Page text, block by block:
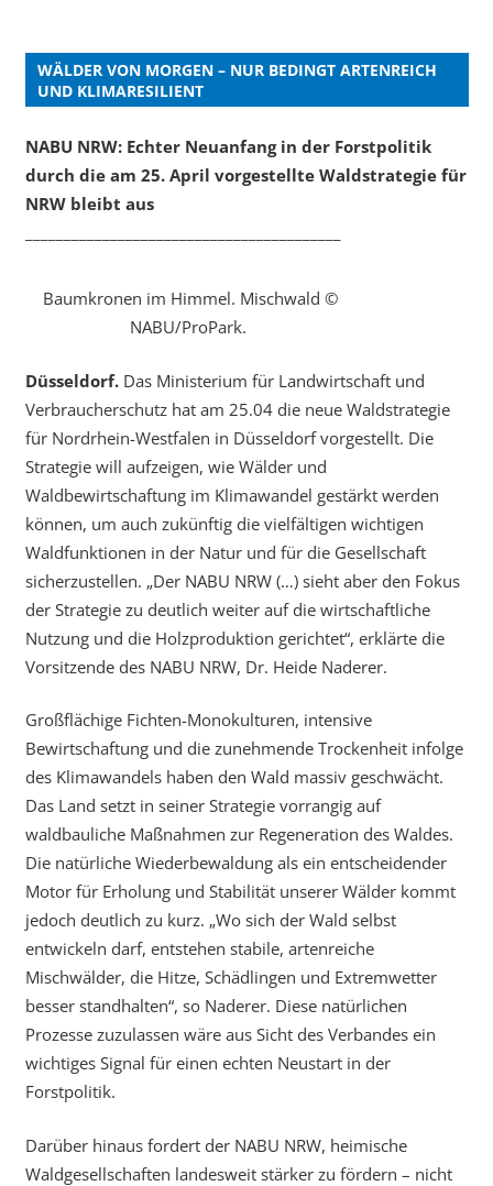
WÄLDER VON MORGEN – NUR BEDINGT ARTENREICH
UND KLIMARESILIENT
NABU NRW: Echter Neuanfang in der Forstpolitik
durch die am 25. April vorgestellte Waldstrategie für
NRW bleibt aus
Baumkronen im Himmel. Mischwald ©
NABU/ProPark.
Düsseldorf.Das Ministerium für Landwirtschaft und
Verbraucherschutz hat am 25.04 die neue Waldstrategie
für Nordrhein-Westfalen in Düsseldorf vorgestellt. Die
Strategie will aufzeigen, wie Wälder und
Waldbewirtschaftung im Klimawandel gestärkt werden
können, um auch zukünftig die vielfältigen wichtigen
Waldfunktionen in der Natur und für die Gesellschaft
sicherzustellen. „Der NABU NRW (…) sieht aber den Fokus
der Strategie zu deutlich weiter auf die wirtschaftliche
Nutzung und die Holzproduktion gerichtet“, erklärte die
Vorsitzende des NABU NRW, Dr. Heide Naderer.
Großflächige Fichten-Monokulturen, intensive
Bewirtschaftung und die zunehmende Trockenheit infolge
des Klimawandels haben den Wald massiv geschwächt.
Das Land setzt in seiner Strategie vorrangig auf
waldbauliche Maßnahmen zur Regeneration des Waldes.
Die natürliche Wiederbewaldung als ein entscheidender
Motor für Erholung und Stabilität unserer Wälder kommt
jedoch deutlich zu kurz. „Wo sich der Wald selbst
entwickeln darf, entstehen stabile, artenreiche
Mischwälder, die Hitze, Schädlingen und Extremwetter
besser standhalten“, so Naderer. Diese natürlichen
Prozesse zuzulassen wäre aus Sicht des Verbandes ein
wichtiges Signal für einen echten Neustart in der
Forstpolitik.
Darüber hinaus fordert der NABU NRW, heimische
Waldgesellschaften landesweit stärker zu fördern – nicht